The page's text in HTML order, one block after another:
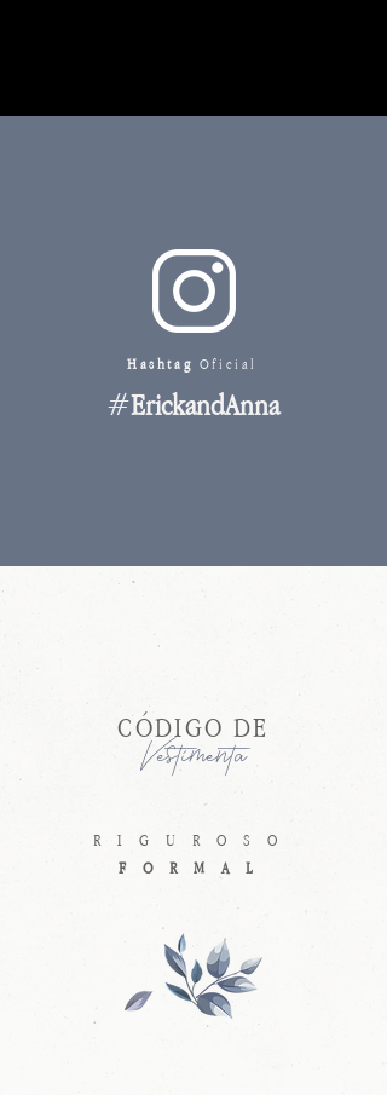
Hashtag Oficial
#ErickandAnna
CÓDIGO DE
Vestimenta
RIGUROSO
FORMAL